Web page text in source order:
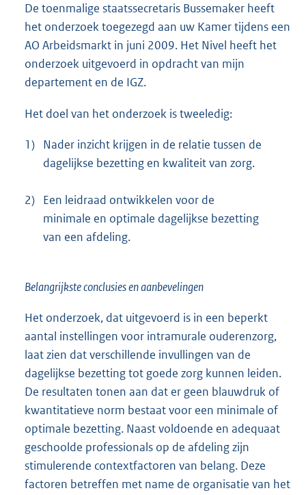
De toenmalige staatssecretaris Bussemaker heeft
het onderzoek toegezegd aan uw Kamer tijdens een
AO Arbeidsmarkt in juni 2009. Het Nivel heeft het
onderzoek uitgevoerd in opdracht van mijn
departement en de IGZ.
Het doel van het onderzoek is tweeledig:
1) Nader inzicht krijgen in de relatie tussen de
dagelijkse bezetting en kwaliteit van zorg.
2) Een leidraad ontwikkelen voor de
minimale en optimale dagelijkse bezetting
van een afdeling.
Belangrijkste conclusies en aanbevelingen
Het onderzoek, dat uitgevoerd is in een beperkt
aantal instellingen voor intramurale ouderenzorg,
laat zien dat verschillende invullingen van de
dagelijkse bezetting tot goede zorg kunnen leiden.
De resultaten tonen aan dat er geen blauwdruk of
kwantitatieve norm bestaat voor een minimale of
optimale bezetting. Naast voldoende en adequaat
geschoolde professionals op de afdeling zijn
stimulerende contextfactoren van belang. Deze
factoren betreffen met name de organisatie van het